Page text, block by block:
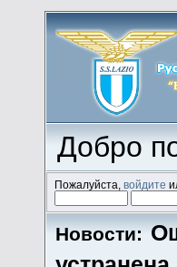
Добро
Пожалуйста,войдите
Новости: